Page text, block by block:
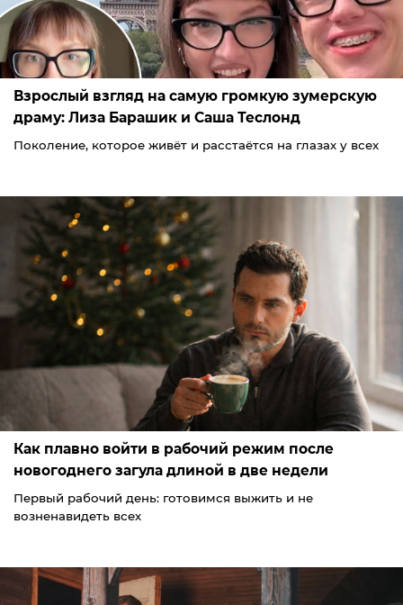
Взрослый взгляд на самую громкую зумерскую
драму: Лиза Барашик и Саша Теслонд
Поколение, которое живёт и расстаётся на глазах у всех
Как плавно войти в рабочий режим после
новогоднего загула длиной в две недели
Первый рабочий день: готовимся выжить и не
возненавидеть всех